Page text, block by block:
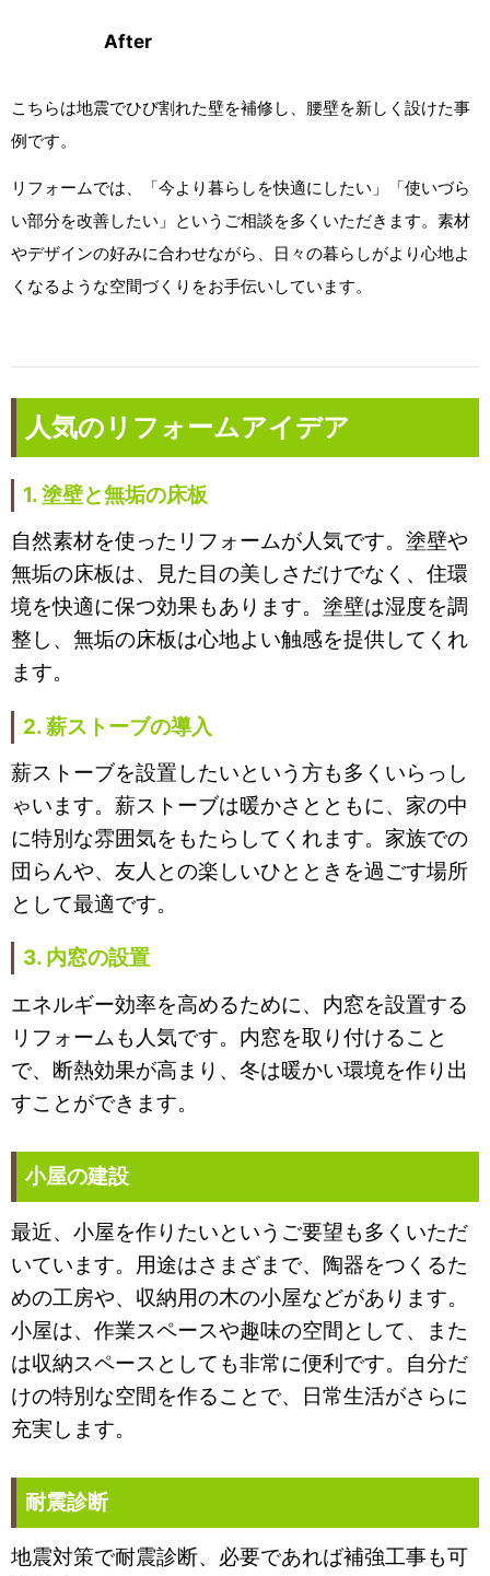
After
こちらは地震でひび割れた壁を補修し、腰壁を新しく設けた事
例です。
リフォームでは、「今より暮らしを快適にしたい」「使いづら
い部分を改善したい」というご相談を多くいただきます。素材
やデザインの好みに合わせながら、日々の暮らしがより心地よ
くなるような空間づくりをお手伝いしています。
人気のリフォームアイデア
1. 塗壁と無垢の床板
自然素材を使ったリフォームが人気です。塗壁や
無垢の床板は、見た目の美しさだけでなく、住環
境を快適に保つ効果もあります。塗壁は湿度を調
整し、無垢の床板は心地よい触感を提供してくれ
ます。
2. 薪ストーブの導入
薪ストーブを設置したいという方も多くいらっし
ゃいます。薪ストーブは暖かさとともに、家の中
に特別な雰囲気をもたらしてくれます。家族での
団らんや、友人との楽しいひとときを過ごす場所
として最適です。
3. 内窓の設置
エネルギー効率を高めるために、内窓を設置する
リフォームも人気です。内窓を取り付けること
で、断熱効果が高まり、冬は暖かい環境を作り出
すことができます。
小屋の建設
最近、小屋を作りたいというご要望も多くいただ
いています。用途はさまざまで、陶器をつくるた
めの工房や、収納用の木の小屋などがあります。
小屋は、作業スペースや趣味の空間として、また
は収納スペースとしても非常に便利です。自分だ
けの特別な空間を作ることで、日常生活がさらに
充実します。
耐震診断
地震対策で耐震診断、必要であれば補強工事も可